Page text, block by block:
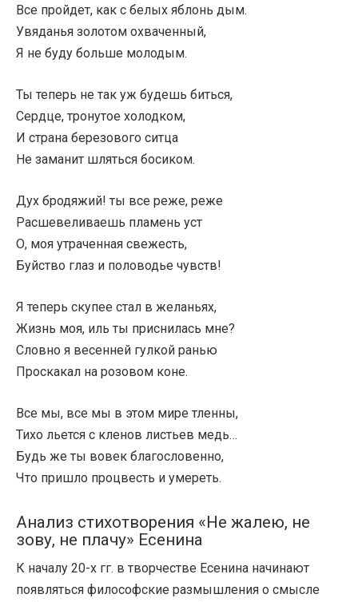
Все пройдет, как с белых яблонь дым.
Увяданья золотом охваченный,
Я не буду больше молодым.
Ты теперь не так уж будешь биться,
Сердце, тронутое холодком,
И страна березового ситца
Не заманит шляться босиком.
Дух бродяжий! ты все реже, реже
Расшевеливаешь пламень уст
О, моя утраченная свежесть,
Буйство глаз и половодье чувств!
Я теперь скупее стал в желаньях,
Жизнь моя, иль ты приснилась мне?
Словно я весенней гулкой ранью
Проскакал на розовом коне.
Все мы, все мы в этом мире тленны,
Тихо льется с кленов листьев медь…
Будь же ты вовек благословенно,
Что пришло процвесть и умереть.
Анализ стихотворения «Не жалею, не
зову, не плачу» Есенина
К началу 20-х гг. в творчестве Есенина начинают
появляться философские размышления о смысле